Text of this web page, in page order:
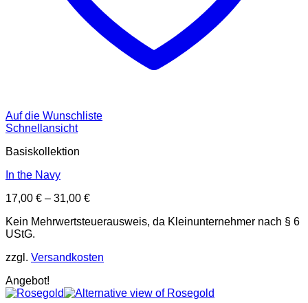
Auf die Wunschliste
Schnellansicht
Basiskollektion
In the Navy
17,00 € – 31,00 €
Kein Mehrwertsteuerausweis, da Kleinunternehmer nach § 6
UStG.
zzgl. Versandkosten
Angebot!